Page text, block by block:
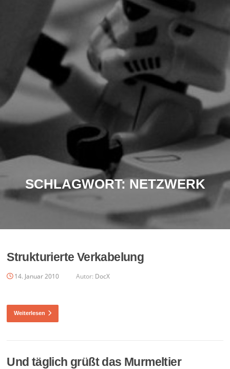
SCHLAGWORT:NETZWERK
Strukturierte Verkabelung
14. Januar 2010 Autor: DocX
Weiterlesen
Und täglich grüßt das Murmeltier